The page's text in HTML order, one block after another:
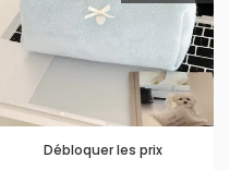
Débloquer les prix